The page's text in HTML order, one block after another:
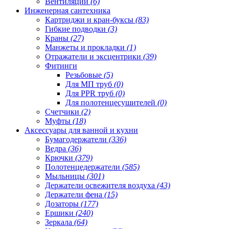
Инженерная сантехника
Картриджи и кран-буксы (83)
Гибкие подводки (3)
Краны (27)
Манжеты и прокладки (1)
Отражатели и эксцентрики (39)
Фитинги
Резьбовые (5)
Для МП труб (0)
Для PPR труб (0)
Для полотенцесушителей (0)
Счетчики (2)
Муфты (18)
Аксессуары для ванной и кухни
Бумагодержатели (336)
Ведра (36)
Крючки (379)
Полотенцедержатели (585)
Мыльницы (301)
Держатели освежителя воздуха (43)
Держатели фена (15)
Дозаторы (177)
Ершики (240)
Зеркала (64)